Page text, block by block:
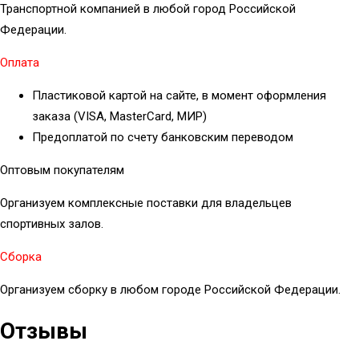
Транспортной компанией в любой город Российской
Федерации.
Оплата
Пластиковой картой на сайте, в момент оформления
заказа (VISA, MasterCard, МИР)
Предоплатой по счету банковским переводом
Оптовым покупателям
Организуем комплексные поставки для владельцев
спортивных залов.
Сборка
Организуем сборку в любом городе Российской Федерации.
Отзывы